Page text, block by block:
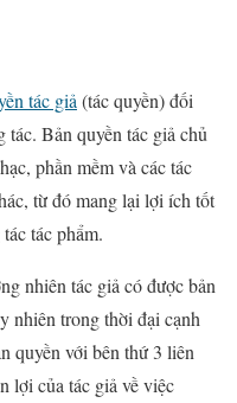
tác giả (tác quyền) đối
tác. Bản quyền tác giả chủ
phần mềm và các tác
từ đó mang lại lợi ích tốt
tác phẩm.
nhiên tác giả có được bản
nhiên trong thời đại cạnh
quyền với bên thứ 3 liên
lợi của tác giả về việc